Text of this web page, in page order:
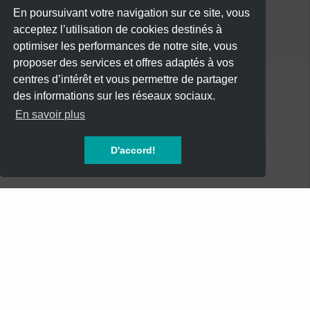
En poursuivant votre navigation sur ce site, vous
acceptez l’utilisation de cookies destinés à
optimiser les performances de notre site, vous
proposer des services et offres adaptés à vos
centres d’intérêt et vous permettre de partager
des informations sur les réseaux sociaux.
En savoir plus
D'accord!
CATÉGORIES